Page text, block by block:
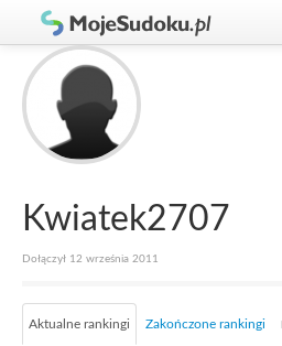
Graj w Sudoku!
Zasady Sudoku
Rankingi
Gracze
Kwiatek2707
Dołączył 12 września 2011
Aktualne rankingi Zakończone rankingi